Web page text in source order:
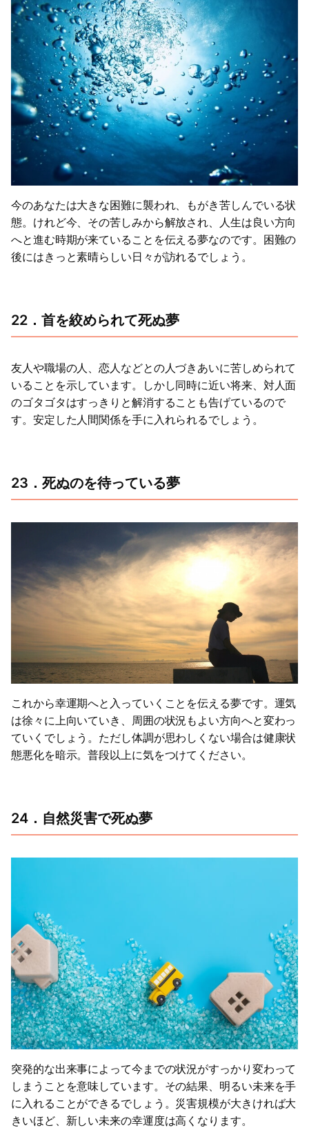
今のあなたは大きな困難に襲われ、もがき苦しんでいる状
態。けれど今、その苦しみから解放され、人生は良い方向
へと進む時期が来ていることを伝える夢なのです。困難の
後にはきっと素晴らしい日々が訪れるでしょう。
22．首を絞められて死ぬ夢
友人や職場の人、恋人などとの人づきあいに苦しめられて
いることを示しています。しかし同時に近い将来、対人面
のゴタゴタはすっきりと解消することも告げているので
す。安定した人間関係を手に入れられるでしょう。
23．死ぬのを待っている夢
これから幸運期へと入っていくことを伝える夢です。運気
は徐々に上向いていき、周囲の状況もよい方向へと変わっ
ていくでしょう。ただし体調が思わしくない場合は健康状
態悪化を暗示。普段以上に気をつけてください。
24．自然災害で死ぬ夢
突発的な出来事によって今までの状況がすっかり変わって
しまうことを意味しています。その結果、明るい未来を手
に入れることができるでしょう。災害規模が大きければ大
きいほど、新しい未来の幸運度は高くなります。